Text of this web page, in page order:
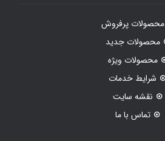
محصولات پرفروش
محصولات جدید
محصولات ویژه
شرایط خدمات
نقشه سایت
تماس با ما